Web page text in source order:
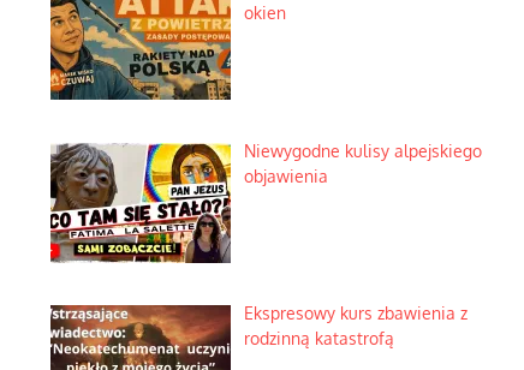
okien
Niewygodne kulisy alpejskiego
objawienia
Ekspresowy kurs zbawienia z
rodzinną katastrofą